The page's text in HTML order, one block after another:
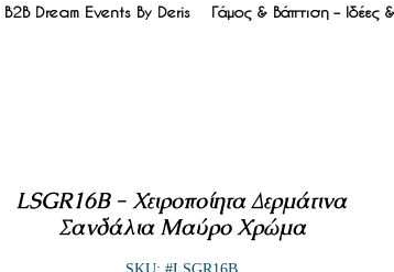
B2B Dream Events By Deris Γάμος & Βάπτιση – Ιδέες
LSGR16B - Χειροποίητα Δερμάτινα
Σανδάλια Μαύρο Χρώμα